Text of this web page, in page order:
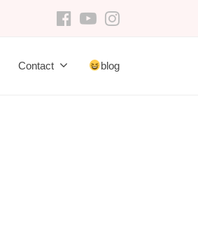
FB youtubeInstagram
Contact blog